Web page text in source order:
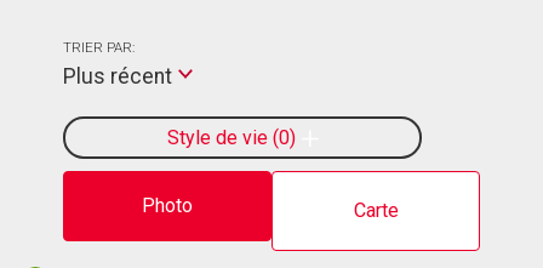
Photo Carte
Style de vie 0
TRIER PAR:
Plus récent